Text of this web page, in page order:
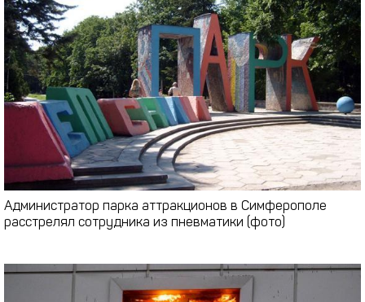
Администратор парка аттракционов в Симферополе
расстрелял сотрудника из пневматики (фото)